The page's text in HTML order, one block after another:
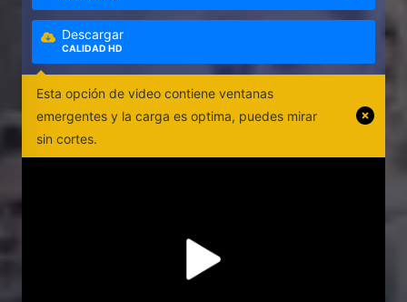
Descargar
CALIDAD HD
Esta opción de video contiene ventanas
emergentes y la carga es optima, puedes mirar
sin cortes.